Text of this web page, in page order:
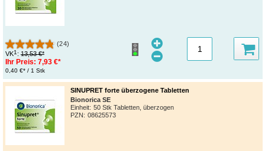
(24)
VK1 : 13,53 €*
Ihr Preis: 7,93 €*
0,40 €* / 1 Stk
SINUPRET forte überzogene Tabletten
Bionorica SE
Einheit: 50 Stk Tabletten, überzogen
PZN: 08625573